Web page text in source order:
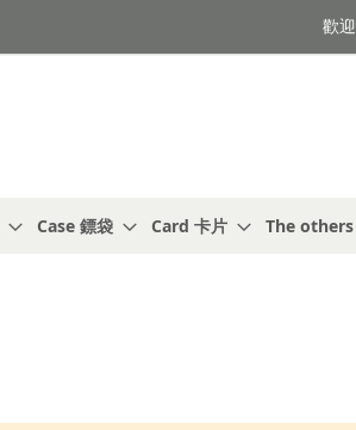
歡
Case 鏢袋 Card 卡片 The others